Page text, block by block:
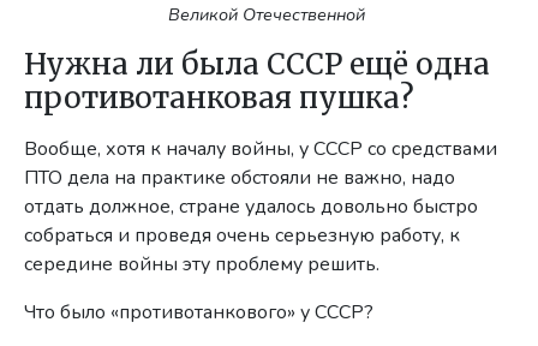
Великой Отечественной
Нужна ли была СССР ещё одна
противотанковая пушка?
Вообще, хотя к началу войны, у СССР со средствами
ПТО дела на практике обстояли не важно, надо
отдать должное, стране удалось довольно быстро
собраться и проведя очень серьезную работу, к
середине войны эту проблему решить.
Что было «противотанкового» у СССР?